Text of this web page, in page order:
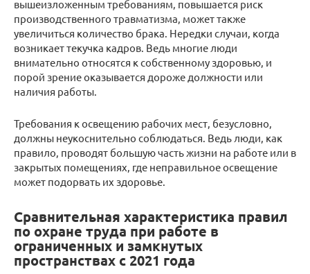
вышеизложенным требованиям, повышается риск
производственного травматизма, может также
увеличиться количество брака. Нередки случаи, когда
возникает текучка кадров. Ведь многие люди
внимательно относятся к собственному здоровью, и
порой зрение оказывается дороже должности или
наличия работы.
Требования к освещению рабочих мест, безусловно,
должны неукоснительно соблюдаться. Ведь люди, как
правило, проводят большую часть жизни на работе или в
закрытых помещениях, где неправильное освещение
может подорвать их здоровье.
Сравнительная характеристика правил
по охране труда при работе в
ограниченных и замкнутых
пространствах с 2021 года